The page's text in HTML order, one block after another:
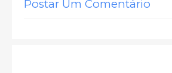
Postar Um Comentário